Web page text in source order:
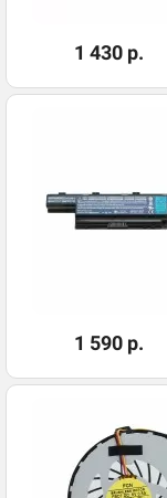
1 430 р.
1 590 р.